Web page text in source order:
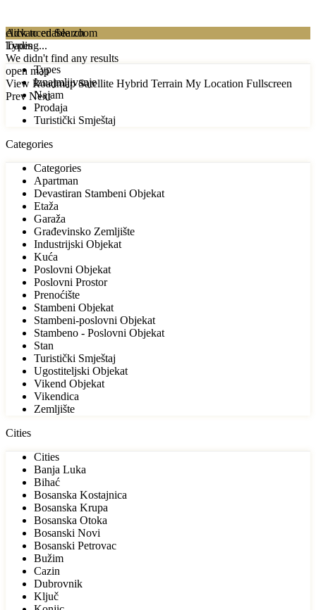
click to enable zoom
loading...
We didn't find any results
open map
View Roadmap Satellite Hybrid Terrain My Location Fullscreen
Prev Next
Advanced Search
Types
Types
Iznajmljivanje
Najam
Prodaja
Turistički Smještaj
Categories
Categories
Apartman
Devastiran Stambeni Objekat
Etaža
Garaža
Građevinsko Zemljište
Industrijski Objekat
Kuća
Poslovni Objekat
Poslovni Prostor
Prenoćište
Stambeni Objekat
Stambeni-poslovni Objekat
Stambeno - Poslovni Objekat
Stan
Turistički Smještaj
Ugostiteljski Objekat
Vikend Objekat
Vikendica
Zemljište
Cities
Cities
Banja Luka
Bihać
Bosanska Kostajnica
Bosanska Krupa
Bosanska Otoka
Bosanski Novi
Bosanski Petrovac
Bužim
Cazin
Dubrovnik
Ključ